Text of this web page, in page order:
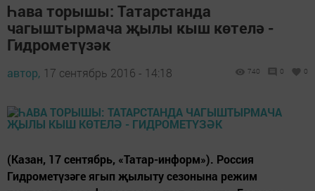
Һава торышы: Татарстанда
чагыштырмача җылы кыш көтелә -
Гидрометүзәк
автор, 17 сентябрь 2016 - 14:18 740 0 0
(Казан, 17 сентябрь, «Татар-информ»). Россия
Гидрометүзәге ягып җылыту сезонына режим